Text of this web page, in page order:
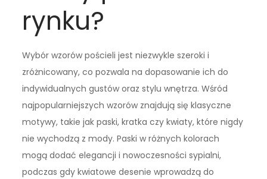
rynku?
Wybór wzorów pościeli jest niezwykle szeroki i
zróżnicowany, co pozwala na dopasowanie ich do
indywidualnych gustów oraz stylu wnętrza. Wśród
najpopularniejszych wzorów znajdują się klasyczne
motywy, takie jak paski, kratka czy kwiaty, które nigdy
nie wychodzą z mody. Paski w różnych kolorach
mogą dodać elegancji i nowoczesności sypialni,
podczas gdy kwiatowe desenie wprowadzą do